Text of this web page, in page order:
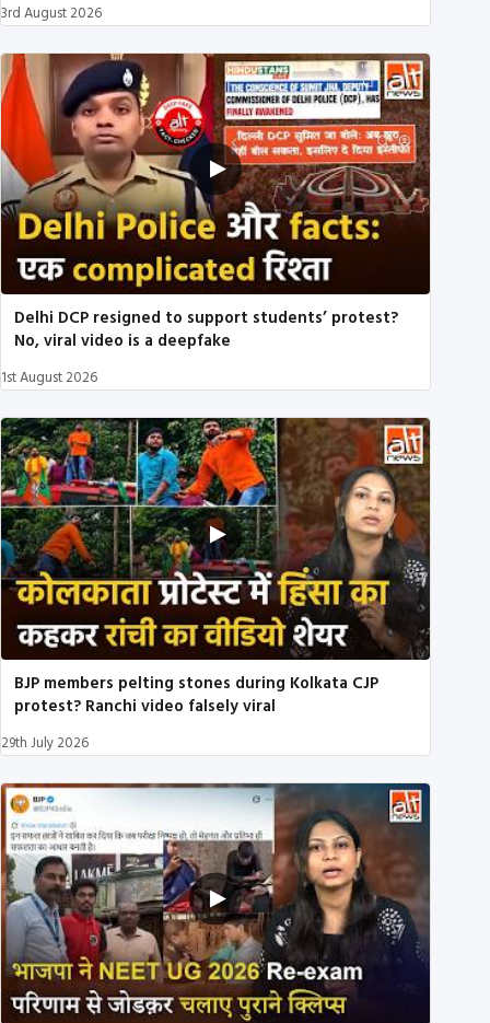
3rd August 2026
Delhi DCP resigned to support students’ protest?
No, viral video is a deepfake
1st August 2026
BJP members pelting stones during Kolkata CJP
protest? Ranchi video falsely viral
29th July 2026